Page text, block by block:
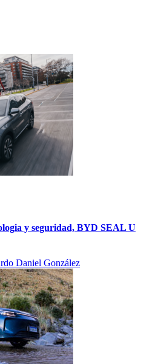
y seguridad, BYD SEAL U
Daniel González